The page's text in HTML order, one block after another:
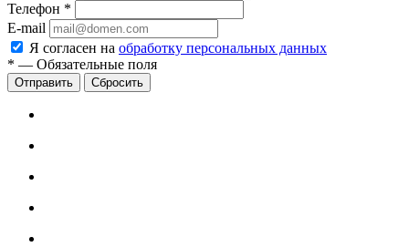
Телефон *
E-mail
Я согласен на обработку персональных данных
* — Обязательные поля
Сбросить